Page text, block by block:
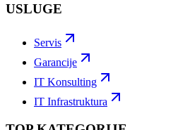
USLUGE
Servis
Garancije
IT Konsulting
IT Infrastruktura